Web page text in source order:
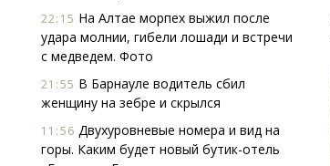
22:15 На Алтае морпех выжил после
удара молнии, гибели лошади и встречи
с медведем. Фото
21:55 В Барнауле водитель сбил
женщину на зебре и скрылся
11:56 Двухуровневые номера и вид на
горы. Каким будет новый бутик-отель